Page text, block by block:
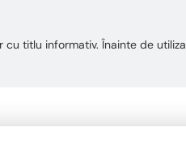
titlu informativ. Înainte de